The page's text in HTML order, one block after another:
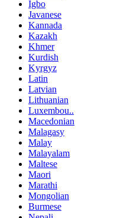
Igbo
Javanese
Kannada
Kazakh
Khmer
Kurdish
Kyrgyz
Latin
Latvian
Lithuanian
Luxembou..
Macedonian
Malagasy
Malay
Malayalam
Maltese
Maori
Marathi
Mongolian
Burmese